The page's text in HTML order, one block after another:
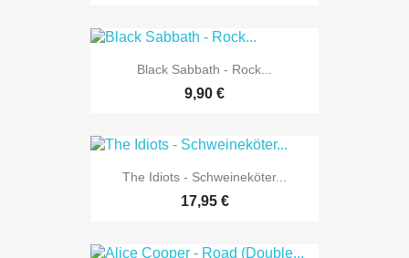
Black Sabbath - Rock...
9,90 €
The Idiots - Schweineköter...
17,95 €